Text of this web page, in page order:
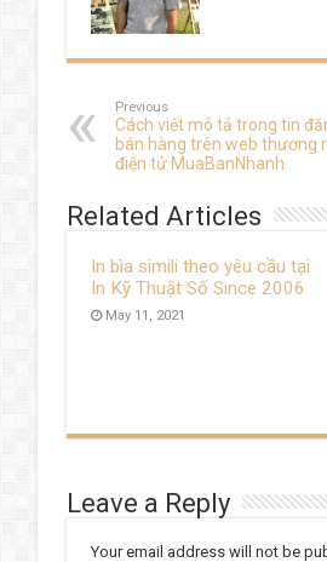
Previous
Cách viết mô tả trong tin
bán hàng trên web thương
điện tử MuaBanNhanh
Related Articles
In bìa simili theo yêu cầu tại
In Kỹ Thuật Số Since 2006
May 11, 2021
Leave a Reply
Your email address will not be